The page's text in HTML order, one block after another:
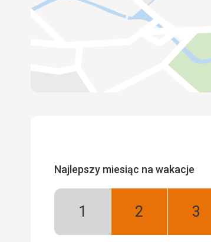
Najlepszy miesiąc na wakacje
Styczeń:
Luty: